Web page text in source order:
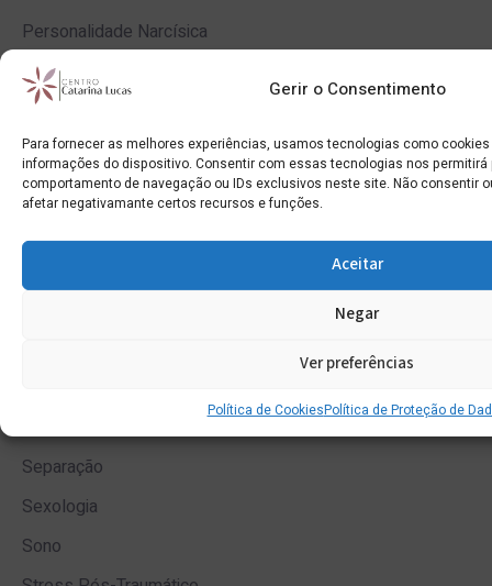
Gerir o Consentimento
Para fornecer as melhores experiências, usamos tecnologias como
informações do dispositivo. Consentir com essas tecnologias nos
comportamento de navegação ou IDs exclusivos neste site. Não consentir
afetar negativamante certos recursos e funções.
Aceitar
Negar
Ver preferências
Política de CookiesPolítica de Proteção de
Personalidade Narcísica
Perturbação Obsessivo-Compulsivo
Perturbações Alimentares
Perturbações do Comportamento
PHDA
Separação
Sexologia
Sono